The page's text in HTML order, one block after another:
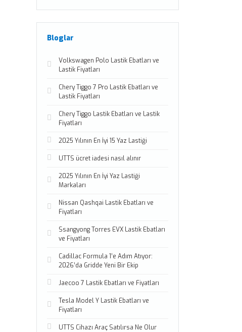
Bloglar
Volkswagen Polo Lastik Ebatları ve
Lastik Fiyatları
Chery Tiggo 7 Pro Lastik Ebatları ve
Lastik Fiyatları
Chery Tiggo Lastik Ebatları ve Lastik
Fiyatları
2025 Yılının En İyi 15 Yaz Lastiği
UTTS ücret iadesi nasıl alınır
2025 Yılının En İyi Yaz Lastiği
Markaları
Nissan Qashqai Lastik Ebatları ve
Fiyatları
Ssangyong Torres EVX Lastik Ebatları
ve Fiyatları
Cadillac Formula 1’e Adım Atıyor:
2026’da Gridde Yeni Bir Ekip
Jaecoo 7 Lastik Ebatları ve Fiyatları
Tesla Model Y Lastik Ebatları ve
Fiyatları
UTTS Cihazı Araç Satılırsa Ne Olur